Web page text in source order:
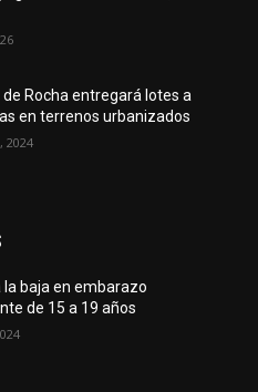
de Rocha entregará lotes a
en terrenos urbanizados
2024
la baja en embarazo
de 15 a 19 años